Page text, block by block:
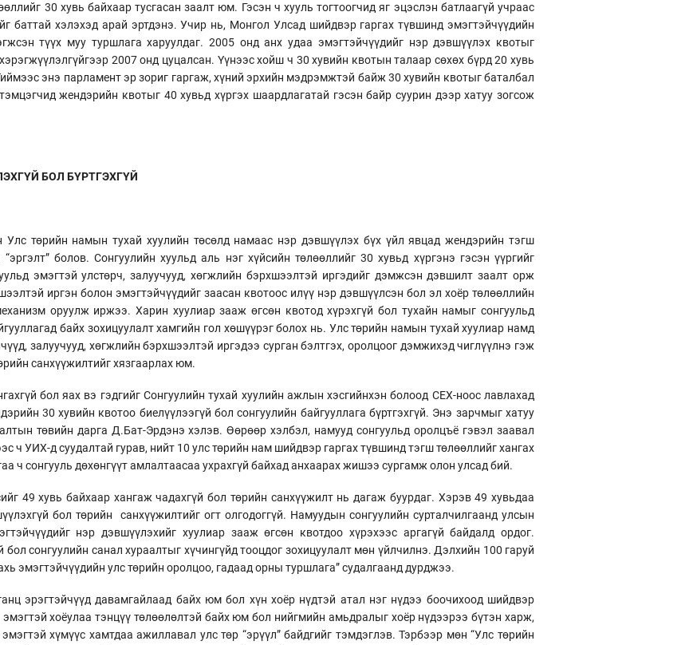
30 хувь байхаар тусгасан заалт юм. Гэсэн ч хууль тогтоогчид яг эцэслэн батлаагүй учраас
баттай хэлэхэд арай эртдэнэ. Учир нь, Монгол Улсад шийдвэр гаргах түвшинд эмэгтэйчүүдийн
түүх муу туршлага харуулдаг. 2005 онд анх удаа эмэгтэйчүүдийг нэр дэвшүүлэх квотыг
2007 онд цуцалсан. Үүнээс хойш ч 30 хувийн квотын талаар сөхөх бүрд 20 хувь
энэ парламент эр зориг гаргаж, хүний эрхийн мэдрэмжтэй байж 30 хувийн квотыг баталбал
жендэрийн квотыг 40 хувьд хүргэх шаардлагатай гэсэн байр суурин дээр хатуу зогсож
БОЛ БҮРТГЭХГҮЙ
төрийн намын тухай хуулийн төсөлд намаас нэр дэвшүүлэх бүх үйл явцад жендэрийн тэгш
болов. Сонгуулийн хуульд аль нэг хүйсийн төлөөллийг 30 хувьд хүргэнэ гэсэн үүргийг
эмэгтэй улстөрч, залуучууд, хөгжлийн бэрхшээлтэй иргэдийг дэмжсэн дэвшилт заалт орж
иргэн болон эмэгтэйчүүдийг заасан квотоос илүү нэр дэвшүүлсэн бол эл хоёр төлөөллийн
оруулж иржээ. Харин хуулиар зааж өгсөн квотод хүрэхгүй бол тухайн намыг сонгуульд
байх зохицуулалт хамгийн гол хөшүүрэг болох нь. Улс төрийн намын тухай хуулиар намд
залуучууд, хөгжлийн бэрхшээлтэй иргэдээ сурган бэлтгэх, оролцоог дэмжихэд чиглүүлнэ гэж
санхүүжилтийг хязгаарлах юм.
бол яах вэ гэдгийг Сонгуулийн тухай хуулийн ажлын хэсгийнхэн болоод СЕХ-ноос лавлахад
30 хувийн квотоо биелүүлээгүй бол сонгуулийн байгууллага бүртгэхгүй. Энэ зарчмыг хатуу
төвийн дарга Д.Бат-Эрдэнэ хэлэв. Өөрөөр хэлбэл, намууд сонгуульд оролцъё гэвэл заавал
ч УИХ-д суудалтай гурав, нийт 10 улс төрийн нам шийдвэр гаргах түвшинд тэгш төлөөллийг хангах
ч сонгууль дөхөнгүүт амлалтаасаа ухрахгүй байхад анхаарах жишээ сургамж олон улсад бий.
49 хувь байхаар хангаж чадахгүй бол төрийн санхүүжилт нь дагаж буурдаг. Хэрэв 49 хувьдаа
бол төрийн санхүүжилтийг огт олгодоггүй. Намуудын сонгуулийн сурталчилгаанд улсын
нэр дэвшүүлэхийг хуулиар зааж өгсөн квотдоо хүрэхээс аргагүй байдалд ордог.
сонгуулийн санал хураалтыг хүчингүйд тооцдог зохицуулалт мөн үйлчилнэ. Дэлхийн 100 гаруй
эмэгтэйчүүдийн улс төрийн оролцоо, гадаад орны туршлага” судалгаанд дурджээ.
эрэгтэйчүүд давамгайлаад байх юм бол хүн хоёр нүдтэй атал нэг нүдээ боочихоод шийдвэр
хоёулаа тэнцүү төлөөлөлтэй байх юм бол нийгмийн амьдралыг хоёр нүдээрээ бүтэн харж,
хүмүүс хамтдаа ажиллавал улс төр “эрүүл” байдгийг тэмдэглэв. Тэрбээр мөн “Улс төрийн